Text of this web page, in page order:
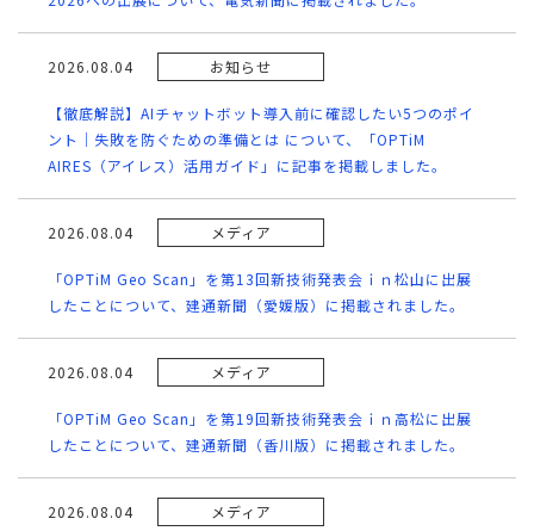
2026.08.04 お知らせ
【徹底解説】AIチャットボット導入前に確認したい5つのポイ
ント｜失敗を防ぐための準備とは について、「OPTiM
AIRES（アイレス）活用ガイド」に記事を掲載しました。
2026.08.04 メディア
「OPTiM Geo Scan」を第13回新技術発表会ｉｎ松山に出展
したことについて、建通新聞（愛媛版）に掲載されました。
2026.08.04 メディア
「OPTiM Geo Scan」を第19回新技術発表会ｉｎ高松に出展
したことについて、建通新聞（香川版）に掲載されました。
2026.08.04 メディア